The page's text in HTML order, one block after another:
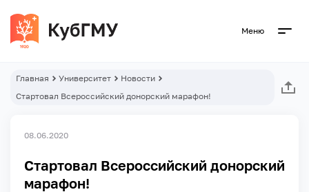
Меню
Главная Университет
Новости
Стартовал Всероссийский донорский марафон!
08.06.2020
Стартовал Всероссийский донорский
марафон!